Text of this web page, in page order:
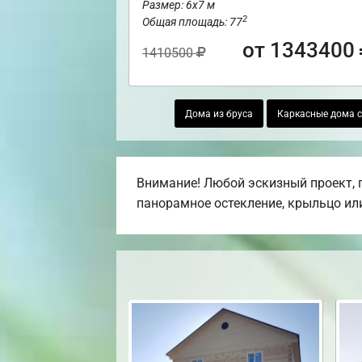
Размер: 6х7 м
Общая площадь: 772
1410500 от 1343400
Дома из бруса Каркасные дома
Внимание! Любой эскизный проект,
панорамное остекление, крыльцо